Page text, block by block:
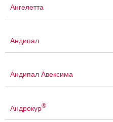
Ангелетта
Андипал
Андипал Авексима
Андрокур®